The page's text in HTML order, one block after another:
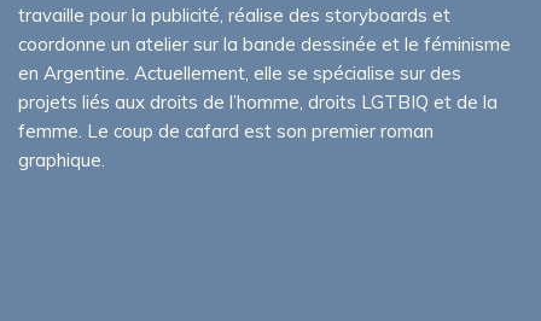
travaille pour la publicité, réalise des storyboards et
coordonne un atelier sur la bande dessinée et le féminisme
en Argentine. Actuellement, elle se spécialise sur des
projets liés aux droits de l’homme, droits LGTBIQ et de la
femme. Le coup de cafard est son premier roman
graphique.